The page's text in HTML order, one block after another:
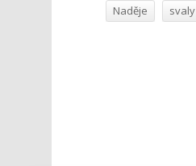
Naděje svaly